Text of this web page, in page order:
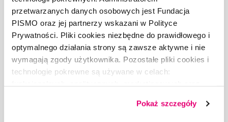
przetwarzanych danych osobowych jest Fundacja
PISMO oraz jej partnerzy wskazani w Polityce
Prywatności. Pliki cookies niezbędne do prawidłowego i
optymalnego działania strony są zawsze aktywne i nie
wymagają zgody użytkownika. Pozostałe pliki cookies i
technologie pokrewne są używane w celach:
dobrowolną zgodę na pliki cookies i technologie
pokrewne, zgadzasz się na przechowywanie informacji
Pokaż szczegóły
Copyright © Fundacja Pismo
O „PIŚMIE”